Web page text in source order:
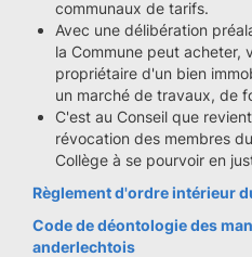
communaux de tarifs.
Avec une délibération
la Commune peut acheter,
propriétaire d'un bien
un marché de travaux, de
C'est au Conseil que
révocation des membres
Collège à se pourvoir en
Règlement d'ordre intérieur
Code de déontologie des
anderlechtois